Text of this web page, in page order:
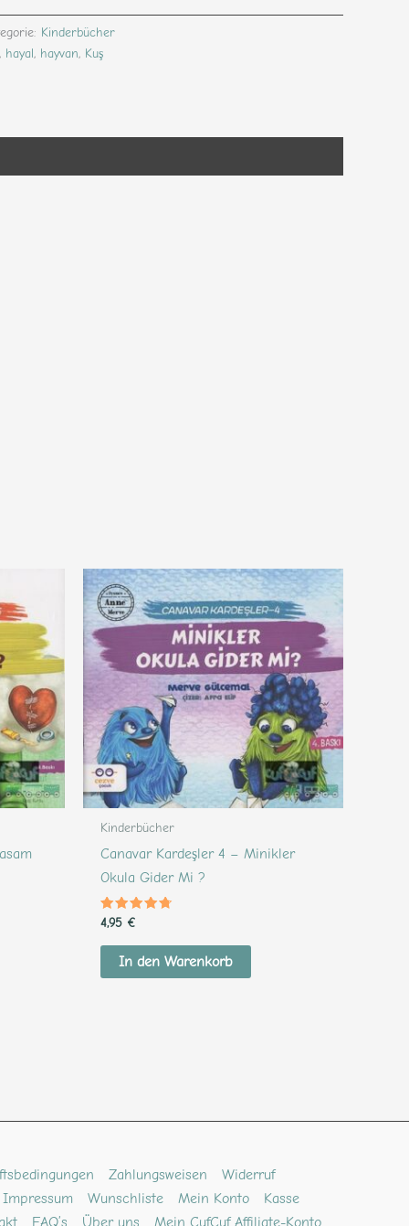
Kinderbücher
, hayal, hayvan, Kuş
Kinderbücher
Canavar Kardeşler 4 – Minikler
Okula Gider Mi ?
Bewertet
4.44
von 5
4,95 €
In den Warenkorb
Zahlungsweisen
Widerruf
Impressum Wunschliste Mein Konto
Kasse
FAQ’s Über uns Mein CufCuf Affiliate-Konto